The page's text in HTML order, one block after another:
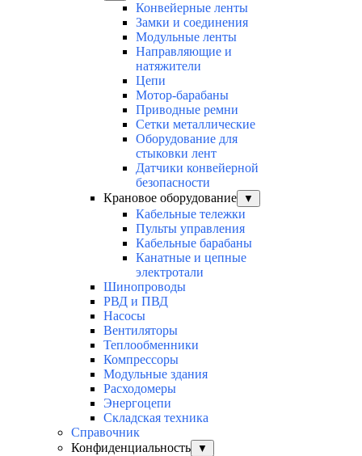
Конвейерные ленты
Замки и соединения
Модульные ленты
Направляющие и
натяжители
Цепи
Мотор-барабаны
Приводные ремни
Сетки металлические
Оборудование для
стыковки лент
Датчики конвейерной
безопасности
Крановое оборудование
▼
Кабельные тележки
Пульты управления
Кабельные барабаны
Канатные и цепные
электротали
Шинопроводы
РВД и ПВД
Насосы
Вентиляторы
Теплообменники
Компрессоры
Модульные здания
Расходомеры
Энергоцепи
Складская техника
Справочник
Конфиденциальность
▼